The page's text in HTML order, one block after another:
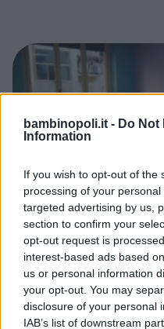
bambinopoli.it - Do Not
Information
If you wish to opt-out of the
processing of your
targeted advertising by us,
section to confirm your
opt-out request is
interest-based ads based
us or personal information
your opt-out. You may
disclosure of your personal
IAB’s list of downstream